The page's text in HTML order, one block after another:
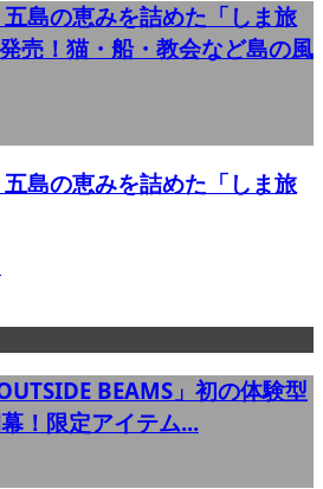
島の恵みを詰めた「しま旅
売！猫・船・教会など島の風
島の恵みを詰めた「しま旅
BEAMS」初の体験型
！限定アイテム...